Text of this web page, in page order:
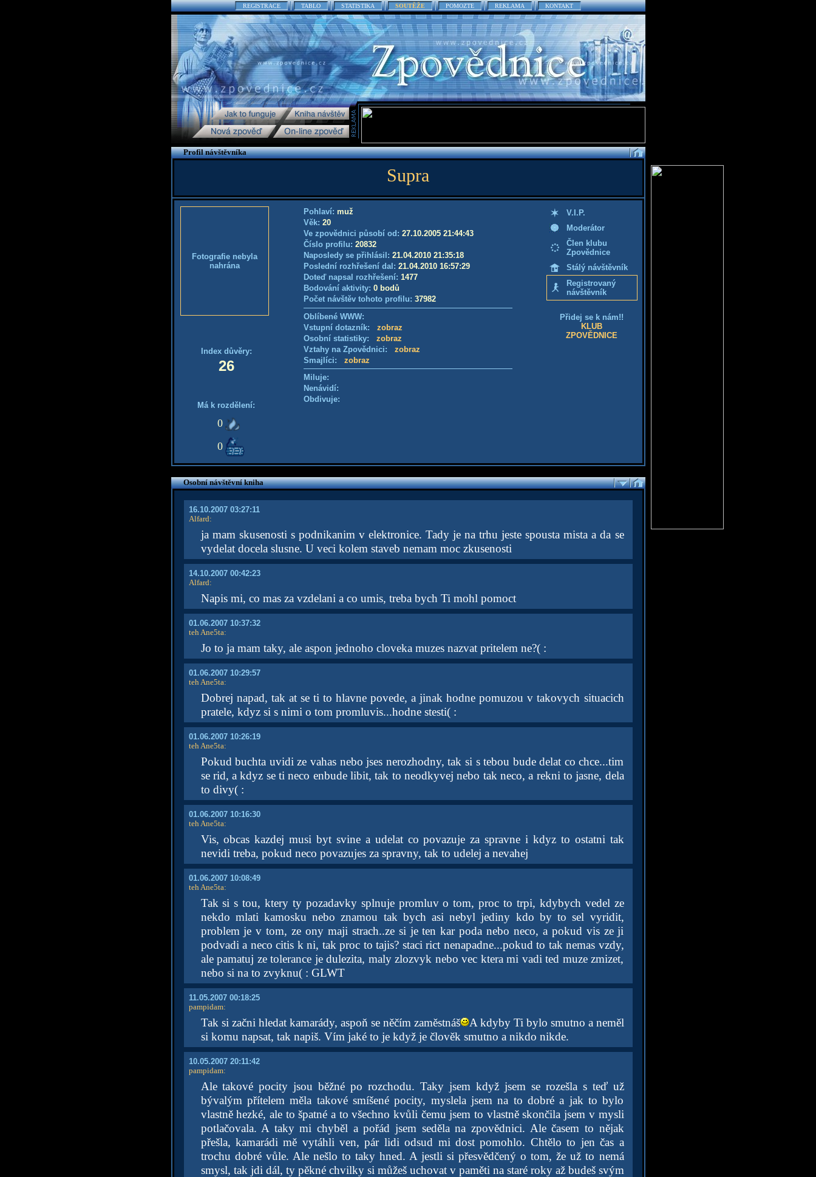
REGISTRACE TABLO STATISTIKA SOUTĚŽE POMOZTE REKLAMA KONTAKT
Profil návštěvníka
Supra
Fotografie nebyla
nahrána
Index důvěry:
26
Má k rozdělení:
0
0
Pohlaví: muž
Věk: 20
Ve zpovědnici působí od: 27.10.2005 21:44:43
Číslo profilu: 20832
Naposledy se přihlásil: 21.04.2010 21:35:18
Poslední rozhřešení dal: 21.04.2010 16:57:29
Doteď napsal rozhřešení: 1477
Bodování aktivity: 0 bodů
Počet návštěv tohoto profilu: 37982
Oblíbené WWW:
Vstupní dotazník: zobraz
Osobní statistiky: zobraz
Vztahy na Zpovědnici: zobraz
Smajlíci: zobraz
Miluje:
Nenávidí:
Obdivuje:
V.I.P.
Moderátor
Člen klubu
Zpovědnice
Stálý návštěvník
Registrovaný
návštěvník
Přidej se k nám!!
KLUB
ZPOVĚDNICE
Osobní návštěvní kniha
16.10.2007 03:27:11
Alfard:
ja mam skusenosti s podnikanim v elektronice. Tady je na trhu jeste spousta mista a da se
vydelat docela slusne. U veci kolem staveb nemam moc zkusenosti
14.10.2007 00:42:23
Alfard:
Napis mi, co mas za vzdelani a co umis, treba bych Ti mohl pomoct
01.06.2007 10:37:32
teh Ane5ta:
Jo to ja mam taky, ale aspon jednoho cloveka muzes nazvat pritelem ne?( :
01.06.2007 10:29:57
teh Ane5ta:
Dobrej napad, tak at se ti to hlavne povede, a jinak hodne pomuzou v takovych situacich
pratele, kdyz si s nimi o tom promluvis...hodne stesti( :
01.06.2007 10:26:19
teh Ane5ta:
Pokud buchta uvidi ze vahas nebo jses nerozhodny, tak si s tebou bude delat co chce...tim
se rid, a kdyz se ti neco enbude libit, tak to neodkyvej nebo tak neco, a rekni to jasne, dela
to divy( :
01.06.2007 10:16:30
teh Ane5ta:
Vis, obcas kazdej musi byt svine a udelat co povazuje za spravne i kdyz to ostatni tak
nevidi treba, pokud neco povazujes za spravny, tak to udelej a nevahej
01.06.2007 10:08:49
teh Ane5ta:
Tak si s tou, ktery ty pozadavky splnuje promluv o tom, proc to trpi, kdybych vedel ze
nekdo mlati kamosku nebo znamou tak bych asi nebyl jediny kdo by to sel vyridit,
problem je v tom, ze ony maji strach..ze si je ten kar poda nebo neco, a pokud vis ze ji
podvadi a neco citis k ni, tak proc to tajis? staci rict nenapadne...pokud to tak nemas vzdy,
ale pamatuj ze tolerance je dulezita, maly zlozvyk nebo vec ktera mi vadi ted muze zmizet,
nebo si na to zvyknu( : GLWT
11.05.2007 00:18:25
pampidam:
Tak si začni hledat kamarády, aspoň se něčím zaměstnáš
A kdyby Ti bylo smutno a neměl
si komu napsat, tak napiš. Vím jaké to je když je člověk smutno a nikdo nikde.
10.05.2007 20:11:42
pampidam:
Ale takové pocity jsou běžné po rozchodu. Taky jsem když jsem se rozešla s teď už
bývalým přítelem měla takové smíšené pocity, myslela jsem na to dobré a jak to bylo
vlastně hezké, ale to špatné a to všechno kvůli čemu jsem to vlastně skončila jsem v mysli
potlačovala. A taky mi chyběl a pořád jsem seděla na zpovědnici. Ale časem to nějak
přešla, kamarádi mě vytáhli ven, pár lidi odsud mi dost pomohlo. Chtělo to jen čas a
trochu dobré vůle. Ale nešlo to taky hned. A jestli si přesvědčený o tom, že už to nemá
smysl, tak jdi dál, ty pěkné chvilky si můžeš uchovat v paměti na staré roky až budeš svým